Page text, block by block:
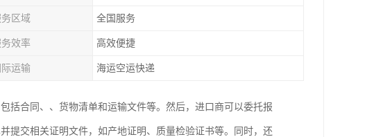
务区域 全国服务
务效率 高效便捷
际运输 海运空运快递
括合同、、货物清单和运输文件等。然后，进口商可以委托报
提交相关证明文件，如产地证明、质量检验证书等。同时，还